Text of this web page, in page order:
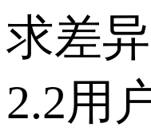
求差
2.2用